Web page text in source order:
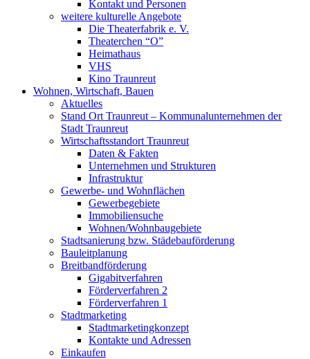
Kontakt und Personen
weitere kulturelle Angebote
Die Theaterfabrik e. V.
Theaterchen “O”
Heimathaus
VHS
Kino Traunreut
Wohnen, Wirtschaft, Bauen
Aktuelles
Stand Ort Traunreut – Kommunalunternehmen der
Stadt Traunreut
Wirtschaftsstandort Traunreut
Daten & Fakten
Unternehmen und Strukturen
Infrastruktur
Gewerbe- und Wohnflächen
Gewerbegebiete
Immobiliensuche
Wohnen/Wohnbaugebiete
Stadtsanierung bzw. Städebauförderung
Bauleitplanung
Breitbandförderung
Gigabitverfahren
Förderverfahren 2
Förderverfahren 1
Stadtmarketing
Stadtmarketingkonzept
Kontakte und Adressen
Einkaufen